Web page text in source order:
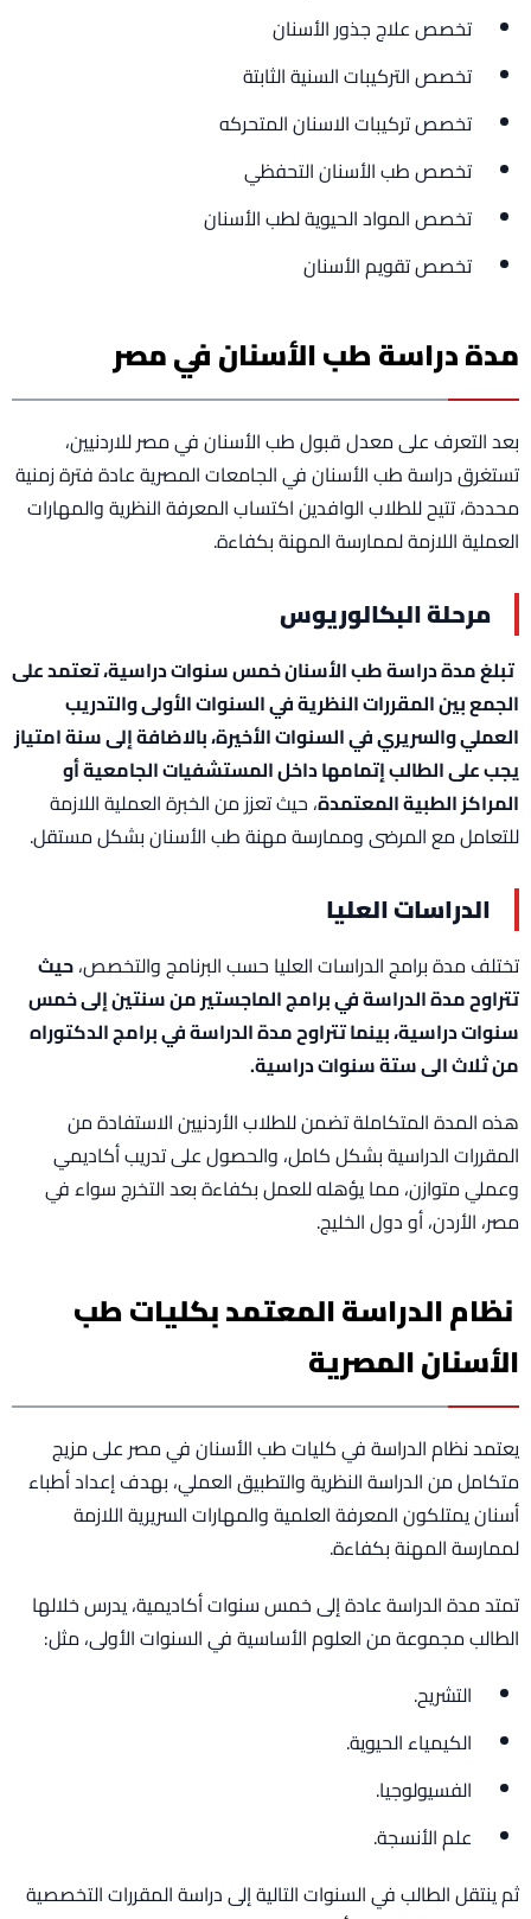
تخصص علاج جذور الأسنان
تخصص التركيبات السنية الثابتة
تخصص تركيبات الاسنان المتحركه
تخصص طب الأسنان التحفظي
تخصص المواد الحيوية لطب الأسنان
تخصص تقويم الأسنان
مدة دراسة طب الأسنان في مصر
بعد التعرف على معدل قبول طب الأسنان في مصر للاردنيين،
تستغرق دراسة طب الأسنان في الجامعات المصرية عادة فترة زمنية
محددة، تتيح للطلاب الوافدين اكتساب المعرفة النظرية والمهارات
العملية اللازمة لممارسة المهنة بكفاءة.
مرحلة البكالوريوس
تبلغ مدة دراسة طب الأسنان خمس سنوات دراسية، تعتمد على
الجمع بين المقررات النظرية في السنوات الأولى والتدريب
العملي والسريري في السنوات الأخيرة، بالاضافة إلى سنة امتياز
يجب على الطالب إتمامها داخل المستشفيات الجامعية أو
المراكز الطبية المعتمدة، حيث تعزز من الخبرة العملية اللازمة
للتعامل مع المرضى وممارسة مهنة طب الأسنان بشكل مستقل.
الدراسات العليا
تختلف مدة برامج الدراسات العليا حسب البرنامج والتخصص،حيث
تتراوح مدة الدراسة في برامج الماجستير من سنتين إلى خمس
سنوات دراسية، بينما تتراوح مدة الدراسة في برامج الدكتوراه
من ثلاث الى ستة سنوات دراسية.
هذه المدة المتكاملة تضمن للطلاب الأردنيين الاستفادة من
المقررات الدراسية بشكل كامل، والحصول على تدريب أكاديمي
وعملي متوازن، مما يؤهله للعمل بكفاءة بعد التخرج سواء في
مصر، الأردن، أو دول الخليج.
نظام الدراسة المعتمد بكليات طب
الأسنان المصرية
يعتمد نظام الدراسة في كليات طب الأسنان في مصر على مزيج
متكامل من الدراسة النظرية والتطبيق العملي، بهدف إعداد أطباء
أسنان يمتلكون المعرفة العلمية والمهارات السريرية اللازمة
لممارسة المهنة بكفاءة.
تمتد مدة الدراسة عادة إلى خمس سنوات أكاديمية، يدرس خلالها
الطالب مجموعة من العلوم الأساسية في السنوات الأولى، مثل:
التشريح.
الكيمياء الحيوية.
الفسيولوجيا.
علم الأنسجة.
ثم ينتقل الطالب في السنوات التالية إلى دراسة المقررات التخصصية